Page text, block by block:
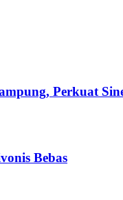
Perkuat
Bebas